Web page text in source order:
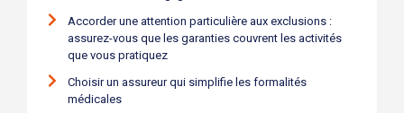
Accorder une attention particulière aux exclusions :
assurez-vous que les garanties couvrent les activités
que vous pratiquez
Choisir un assureur qui simplifie les formalités
médicales